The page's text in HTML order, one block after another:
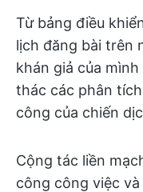
Từ bảng điều
lịch đăng bài trên
khán giả của
thác các phân
công của chiến
Cộng tác liền
công công việc